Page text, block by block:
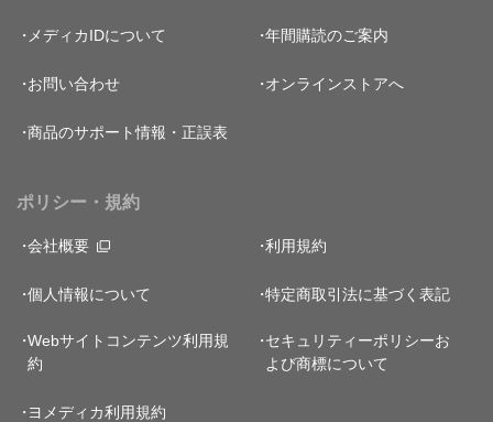
メディカIDについて 年間購読のご案内
お問い合わせ オンラインストアへ
商品のサポート情報・正誤表
ポリシー・規約
会社概要 利用規約
個人情報について 特定商取引法に基づく表記
Webサイトコンテンツ利用規
約
セキュリティーポリシーお
よび商標について
ヨメディカ利用規約